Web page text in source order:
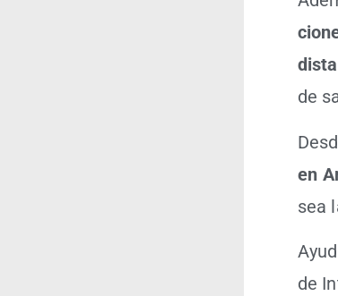
de
en
sea
de